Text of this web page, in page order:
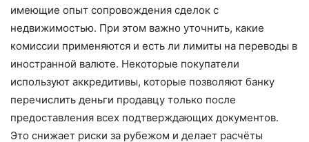
имеющие опыт сопровождения сделок с
недвижимостью. При этом важно уточнить, какие
комиссии применяются и есть ли лимиты на переводы в
иностранной валюте. Некоторые покупатели
используют аккредитивы, которые позволяют банку
перечислить деньги продавцу только после
предоставления всех подтверждающих документов.
Это снижает риски за рубежом и делает расчёты